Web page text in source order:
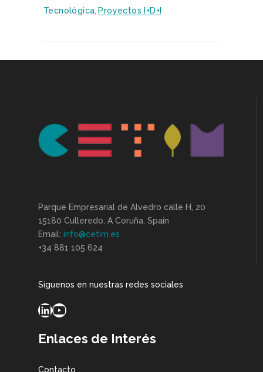
Tecnológica Proyectos I+D+i
Parque Empresarial de Alvedro calle H, 20
15180 Culleredo, A Coruña, Spain
Email: info@cetim.es
+34 881 105 624
Síguenos en nuestras redes sociales
LinkedIn
YouTube
Enlaces de Interés
Contacto